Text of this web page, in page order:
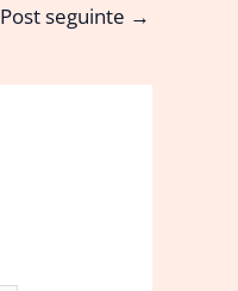
Post seguinte →